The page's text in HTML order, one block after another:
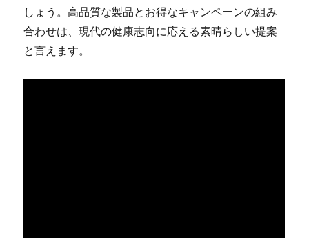
しょう。高品質な製品とお得なキャンペーンの組み
合わせは、現代の健康志向に応える素晴らしい提案
と言えます。